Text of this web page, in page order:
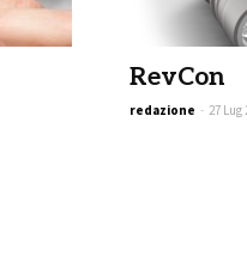
RevCon
redazione - 27 Lug